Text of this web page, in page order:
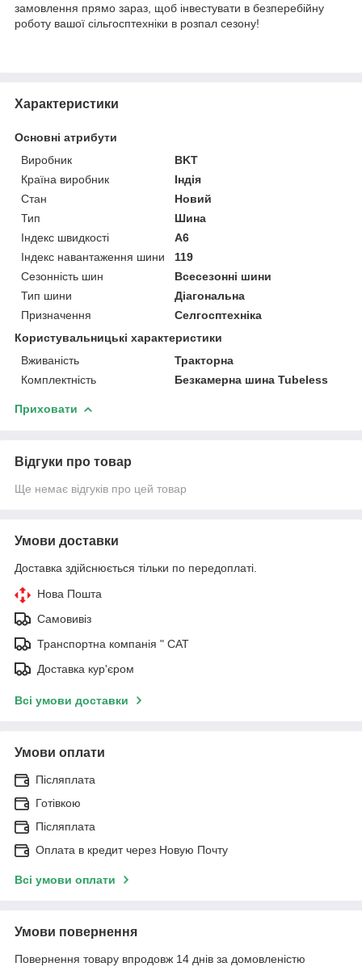
замовлення прямо зараз, щоб інвестувати в безперебійну
роботу вашої сільгосптехніки в розпал сезону!
Характеристики
Основні атрибути
Виробник
BKT
Країна виробник
Індія
Стан
Новий
Тип
Шина
Індекс швидкості
A6
Індекс навантаження шини
119
Сезонність шин
Всесезонні шини
Тип шини
Діагональна
Призначення
Селгосптехніка
Користувальницькі характеристики
Вживаність
Тракторна
Комплектність
Безкамерна шина Tubeless
Приховати
Відгуки про товар
Ще немає відгуків про цей товар
Умови доставки
Доставка здійснюється тільки по передоплаті.
Нова Пошта
Самовивіз
Транспортна компанія " САТ
Доставка кур'єром
Всі умови доставки
Умови оплати
Післяплата
Готівкою
Післяплата
Оплата в кредит через Новую Почту
Всі умови оплати
Умови повернення
Повернення товару впродовж 14 днів за домовленістю